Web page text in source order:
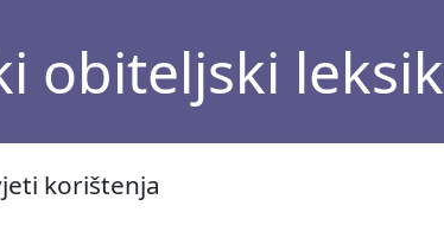
obiteljski
korištenja